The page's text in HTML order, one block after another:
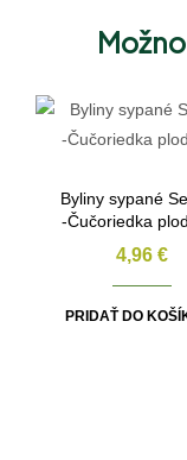
Byliny sypané
-Čučoriedka
4,96 €
PRIDAŤ DO